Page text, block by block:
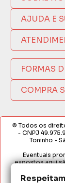
Quem
Compra
Como
Nossas
Política
AJUDA E
Nosso
Trocas e
Formas de
Fretes e
Termos de
(17)
FORMAS
COMPRA
© Todos os
- CNPJ
Toninho -
Eventuais
expostos aqui
Loja. É proibida